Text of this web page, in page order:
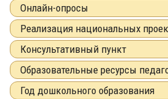
Онлайн-опросы
Реализация национальных
Консультативный пункт
Образовательные ресурсы
Год дошкольного образования